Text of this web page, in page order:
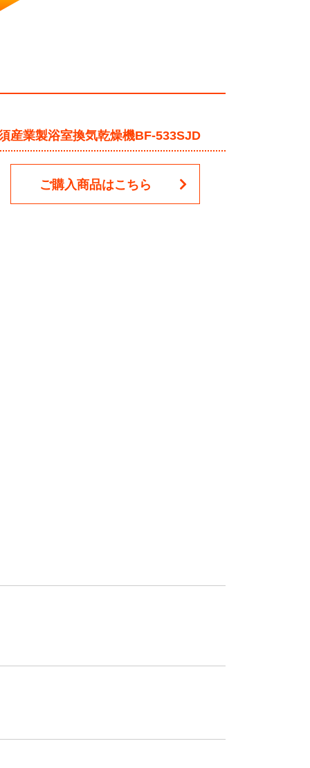
産業製浴室換気乾燥機BF-533SJD
ご購入商品はこちら